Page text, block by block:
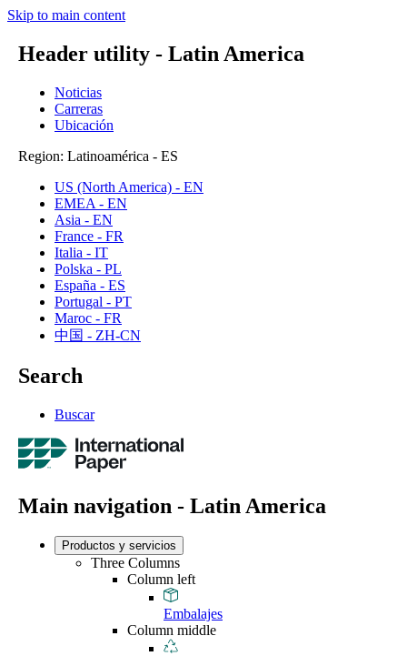
Skip to main content
Header utility - Latin America
Noticias
Carreras
Ubicación
Region: Latinoamérica - ES
US (North America) - EN
EMEA - EN
Asia - EN
France - FR
Italia - IT
Polska - PL
España - ES
Portugal - PT
Maroc - FR
中国 - ZH-CN
Search
Buscar
Main navigation - Latin America
Productos y servicios
Three Columns
Column left
Embalajes
Column middle